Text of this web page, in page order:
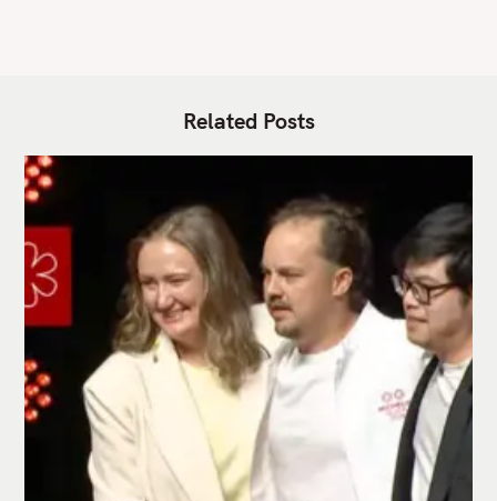
Related Posts